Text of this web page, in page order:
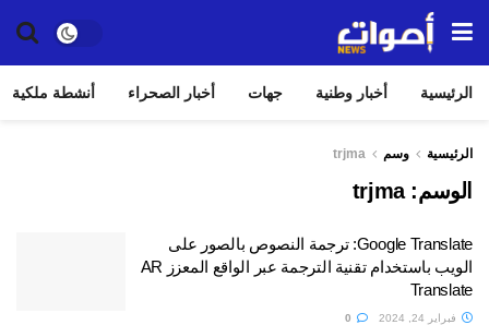
الرئيسية أخبار وطنية جهات أخبار الصحراء أنشطة ملكية
الرئيسية وسم trjma
الوسم:trjma
Google Translate: ترجمة النصوص بالصور على
الويب باستخدام تقنية الترجمة عبر الواقع المعزز AR
Translate
فبراير 24, 2024